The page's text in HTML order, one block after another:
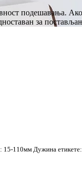
подешавања. Ако
за
15-110мм Дужина